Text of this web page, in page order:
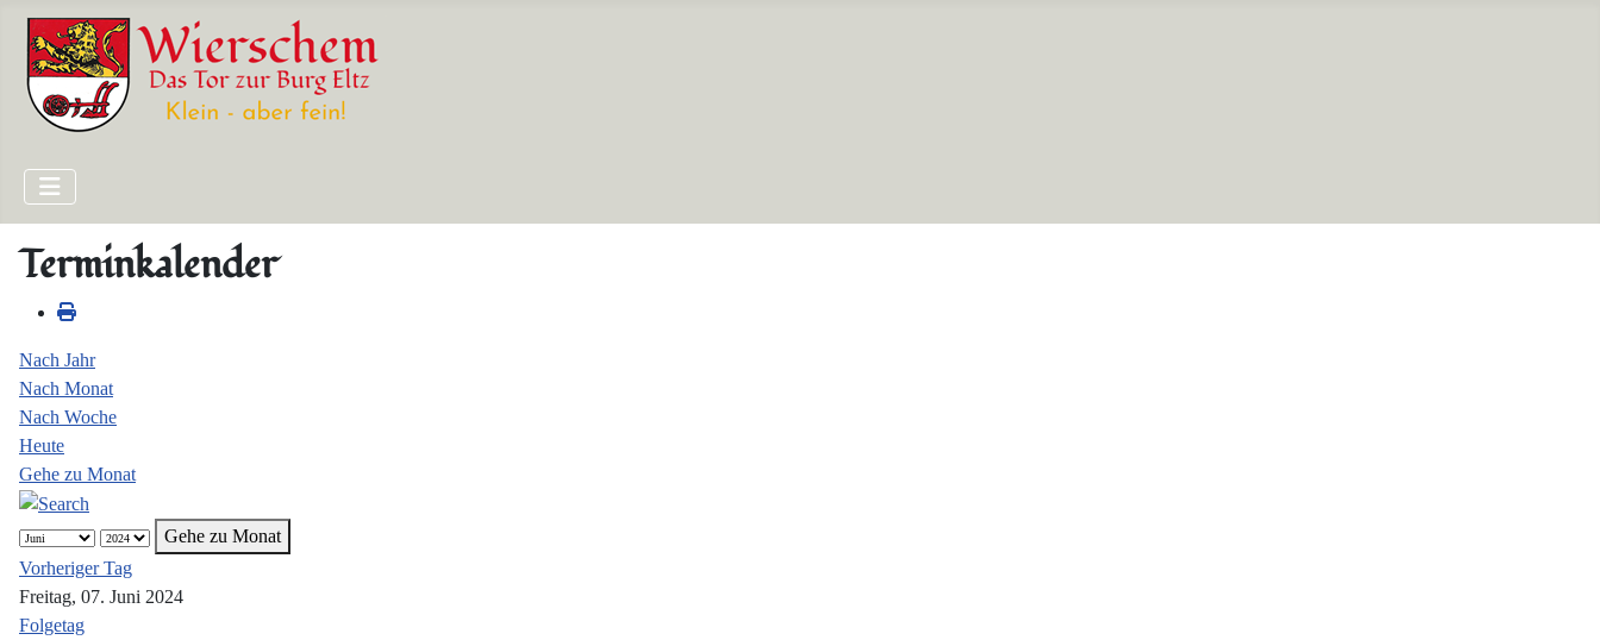
Terminkalender
Nach Jahr
Nach Monat
Nach Woche
Heute
Gehe zu Monat
Gehe zu Monat
Vorheriger Tag
Freitag, 07. Juni 2024
Folgetag